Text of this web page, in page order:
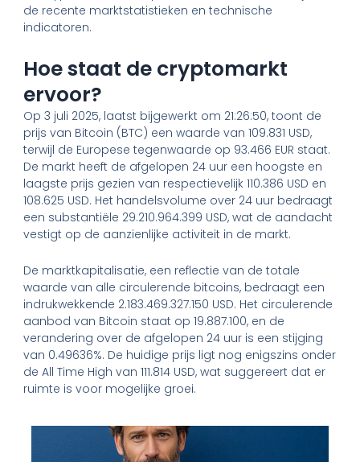
de recente marktstatistieken en technische
indicatoren.
Hoe staat de cryptomarkt
ervoor?
Op 3 juli 2025, laatst bijgewerkt om 21:26:50, toont de
prijs van Bitcoin (BTC) een waarde van 109.831 USD,
terwijl de Europese tegenwaarde op 93.466 EUR staat.
De markt heeft de afgelopen 24 uur een hoogste en
laagste prijs gezien van respectievelijk 110.386 USD en
108.625 USD. Het handelsvolume over 24 uur bedraagt
een substantiële 29.210.964.399 USD, wat de aandacht
vestigt op de aanzienlijke activiteit in de markt.
De marktkapitalisatie, een reflectie van de totale
waarde van alle circulerende bitcoins, bedraagt een
indrukwekkende 2.183.469.327.150 USD. Het circulerende
aanbod van Bitcoin staat op 19.887.100, en de
verandering over de afgelopen 24 uur is een stijging
van 0.49636%. De huidige prijs ligt nog enigszins onder
de All Time High van 111.814 USD, wat suggereert dat er
ruimte is voor mogelijke groei.